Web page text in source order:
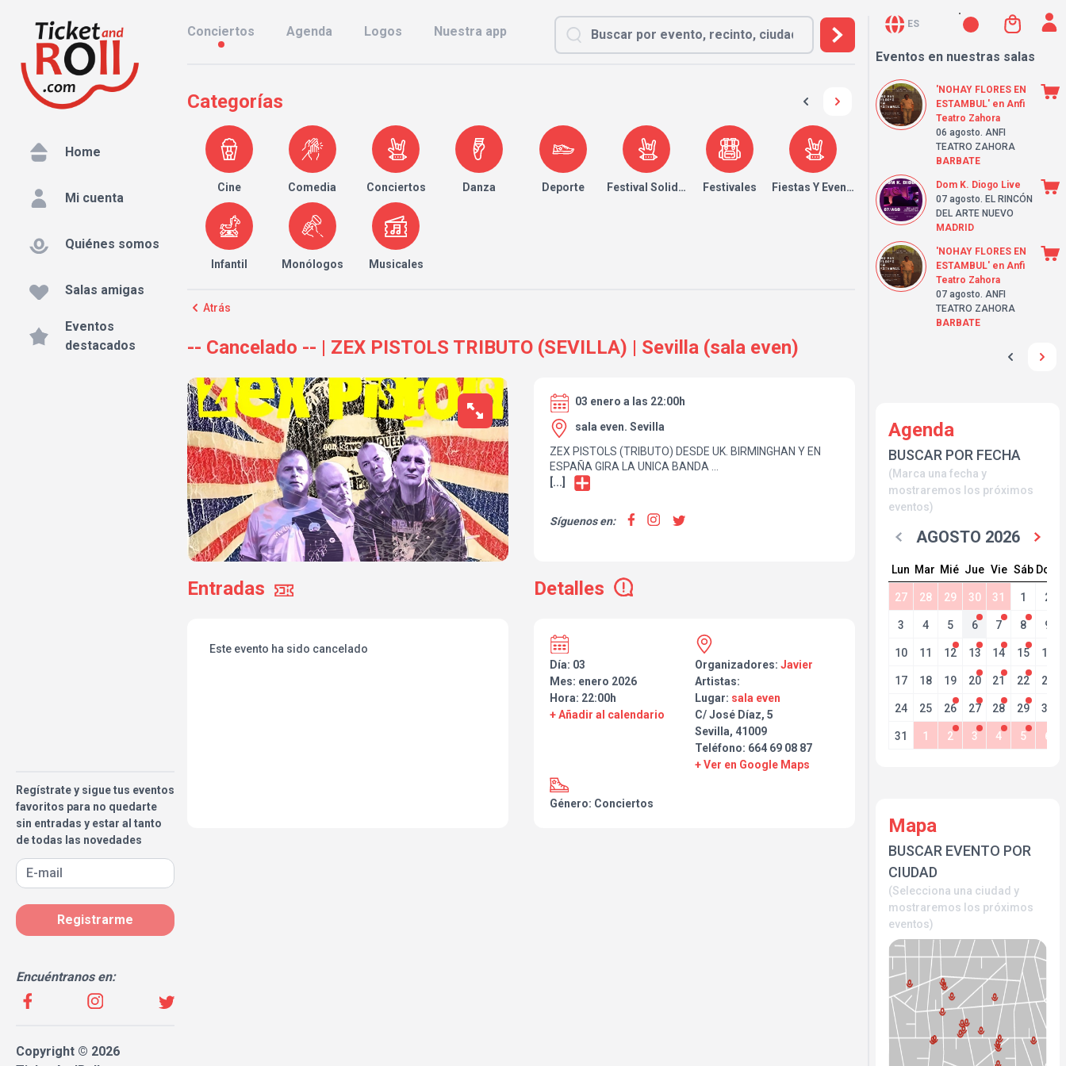
Home
Mi cuenta
Quiénes somos
Salas amigas
Eventos
destacados
Regístrate y sigue tus eventos
favoritos para no quedarte
sin entradas y estar al tanto
de todas las novedades
Registrarme
Encuéntranos en:
Copyright © 2026
Conciertos Agenda Logos Nuestra app
Categorías
Cine Comedia Conciertos Danza Deporte Festival Solidario Festivales Fiestas Y Eventos
Infantil Monólogos Musicales
Atrás
-- Cancelado -- | ZEX PISTOLS TRIBUTO (SEVILLA) | Sevilla (sala even)
03 enero a las 22:00h
sala even. Sevilla
ZEX PISTOLS (TRIBUTO) DESDE UK. BIRMINGHAN Y EN
ESPAÑA GIRA LA UNICA BANDA
EN ESPAÑA DE TRIBUTO A SEX PISTOLS CON CALIDAD
DE LIARLA NO TE DEJARA NO RESPIRAR ESTE PEDAZO
DE BANDA,
[...]
Síguenos en:
Entradas Detalles
Este evento ha sido cancelado
Día: 03
Mes: enero 2026
Hora: 22:00h
+ Añadir al calendario
Organizadores: Javier
Artistas:
Lugar: sala even
C/ José Díaz, 5
Sevilla, 41009
Teléfono: 664 69 08 87
+ Ver en Google Maps
Género: Conciertos
ES
Eventos en nuestras salas
'NOHAY FLORES EN
ESTAMBUL' en Anfi
Teatro Zahora
06 agosto. ANFI
TEATRO ZAHORA
BARBATE
Dom K. Diogo Live
07 agosto. EL RINCÓN
DEL ARTE NUEVO
MADRID
'NOHAY FLORES EN
ESTAMBUL' en Anfi
Teatro Zahora
07 agosto. ANFI
TEATRO ZAHORA
BARBATE
Agenda
BUSCAR POR FECHA
(Marca una fecha y
mostraremos los próximos
eventos)
AGOSTO 2026
Lun Mar Mié Jue Vie Sáb Dom
27 28 29 30 31 1 2
3 4 5 6 7 8 9
10 11 12 13 14 15 16
17 18 19 20 21 22 23
24 25 26 27 28 29 30
31 1 2 3 4 5 6
Mapa
BUSCAR EVENTO POR
CIUDAD
(Selecciona una ciudad y
mostraremos los próximos
eventos)